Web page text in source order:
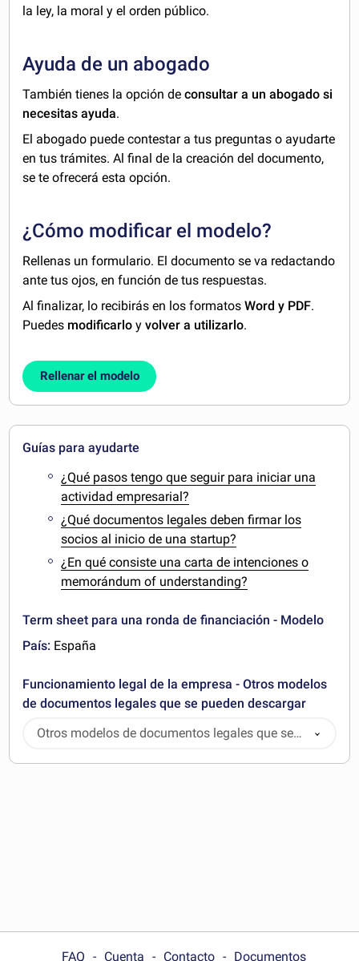
la ley, la moral y el orden público.
Ayuda de un abogado
También tienes la opción deconsultar a un abogado si
necesitas ayuda.
El abogado puede contestar a tus preguntas o ayudarte
en tus trámites. Al final de la creación del documento,
se te ofrecerá esta opción.
¿Cómo modificar el modelo?
Rellenas un formulario. El documento se va redactando
ante tus ojos, en función de tus respuestas.
Al finalizar, lo recibirás en los formatosWord y PDF.
Puedes modificarlo yvolver a utilizarlo.
Rellenar el modelo
Guías para ayudarte
¿Qué pasos tengo que seguir para iniciar una
actividad empresarial?
¿Qué documentos legales deben firmar los
socios al inicio de una startup?
¿En qué consiste una carta de intenciones o
memorándum of understanding?
Term sheet para una ronda de financiación - Modelo
País: España
Funcionamiento legal de la empresa - Otros modelos
de documentos legales que se pueden descargar
Otros modelos de documentos legales que se
pueden descargar
FAQ Cuenta Contacto Documentos